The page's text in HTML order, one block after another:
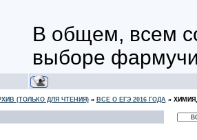
В общем, всем
выборе
(ТОЛЬКО ДЛЯ ЧТЕНИЯ)» ВСЕ О ЕГЭ 2016 ГОДА »